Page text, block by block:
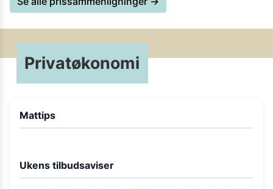
Privatøkonomi
Mattips
Ukens tilbudsaviser